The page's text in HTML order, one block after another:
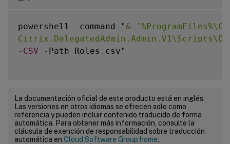
powershell - command "&
- CSV - Path Roles . csv"
La documentación oficial de este producto está en inglés.
Las versiones en otros idiomas se ofrecen solo como
referencia y pueden incluir contenido traducido de forma
automática. Para obtener más información, consulte la
cláusula de exención de responsabilidad sobre traducción
automática en Cloud Software Group home.